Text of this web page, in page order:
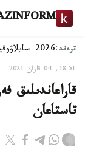
ترەند:2026-سايلاۋ
18:51, 04 قازان 2021
قاراعاندىلىق
تاستاعان